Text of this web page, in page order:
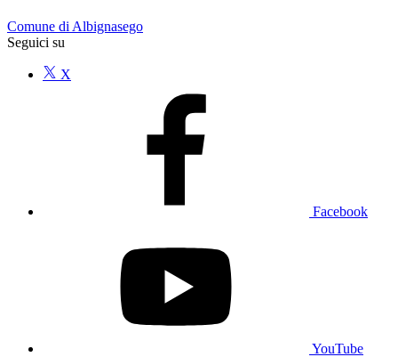
Comune di Albignasego
Seguici su
X
Facebook
YouTube